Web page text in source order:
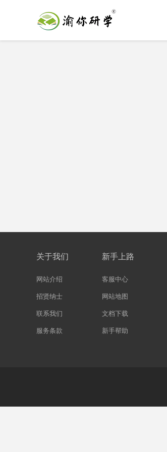
关于我们
网站介绍
招贤纳士
联系我们
服务条款
新手上路
客服中心
网站地图
文档下载
新手帮助